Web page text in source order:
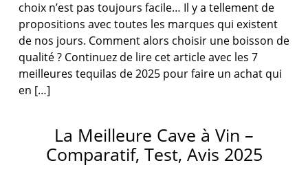
choix n’est pas toujours facile… Il y a tellement de
propositions avec toutes les marques qui existent
de nos jours. Comment alors choisir une boisson de
qualité ? Continuez de lire cet article avec les 7
meilleures tequilas de 2025 pour faire un achat qui
en […]
La Meilleure Cave à Vin –
Comparatif, Test, Avis 2025